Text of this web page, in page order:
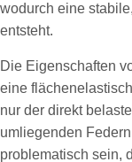
wodurch eine
entsteht.
Die Eigenschaften
eine
nur der direkt
umliegenden
problematisch sein,